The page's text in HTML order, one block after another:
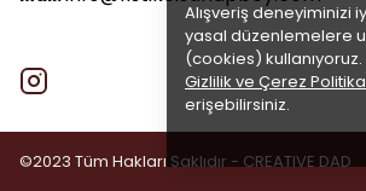
Alışveriş deneyiminizi
yasal düzenlemelere
(cookies) kullanıyoruz.
Gizlilik ve Çerez
erişebilirsiniz.
©2023 Tüm Hakları Saklıdır -CREATIVE DAD